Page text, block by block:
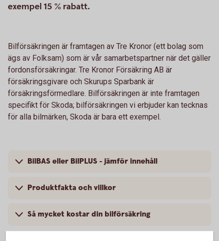
exempel 15 % rabatt.
Bilförsäkringen är framtagen av Tre Kronor (ett bolag som
ägs av Folksam) som är vår samarbetspartner när det gäller
fordonsförsäkringar. Tre Kronor Försäkring AB är
försäkringsgivare och Skurups Sparbank är
försäkringsförmedlare. Bilförsäkringen är inte framtagen
specifikt för Skoda; bilförsäkringen vi erbjuder kan tecknas
för alla bilmärken, Skoda är bara ett exempel.
BilBAS eller BilPLUS - jämför innehåll
Produktfakta och villkor
Så mycket kostar din bilförsäkring